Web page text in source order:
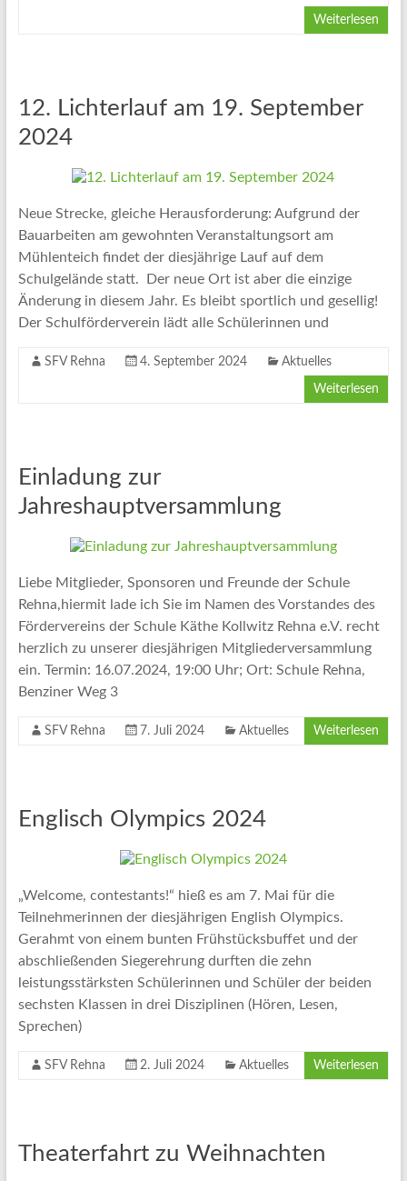
Weiterlesen
12. Lichterlauf am 19. September
2024
Neue Strecke, gleiche Herausforderung: Aufgrund der
Bauarbeiten am gewohnten Veranstaltungsort am
Mühlenteich findet der diesjährige Lauf auf dem
Schulgelände statt. Der neue Ort ist aber die einzige
Änderung in diesem Jahr. Es bleibt sportlich und gesellig!
Der Schulförderverein lädt alle Schülerinnen und
SFV Rehna 4. September 2024 Aktuelles
Weiterlesen
Einladung zur
Jahreshauptversammlung
Liebe Mitglieder, Sponsoren und Freunde der Schule
Rehna,hiermit lade ich Sie im Namen des Vorstandes des
Fördervereins der Schule Käthe Kollwitz Rehna e.V. recht
herzlich zu unserer diesjährigen Mitgliederversammlung
ein. Termin: 16.07.2024, 19:00 Uhr; Ort: Schule Rehna,
Benziner Weg 3
SFV Rehna 7. Juli 2024 Aktuelles Weiterlesen
Englisch Olympics 2024
„Welcome, contestants!“ hieß es am 7. Mai für die
Teilnehmerinnen der diesjährigen English Olympics.
Gerahmt von einem bunten Frühstücksbuffet und der
abschließenden Siegerehrung durften die zehn
leistungsstärksten Schülerinnen und Schüler der beiden
sechsten Klassen in drei Disziplinen (Hören, Lesen,
Sprechen)
SFV Rehna 2. Juli 2024 Aktuelles Weiterlesen
Theaterfahrt zu Weihnachten